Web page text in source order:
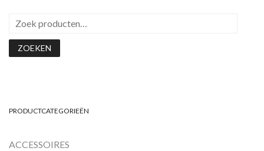
ZOEKEN
PRODUCTCATEGORIEËN
ACCESSOIRES